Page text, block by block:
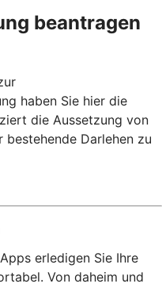
beantragen
haben Sie hier die
die Aussetzung von
Darlehen zu
erledigen Sie Ihre
Von daheim und